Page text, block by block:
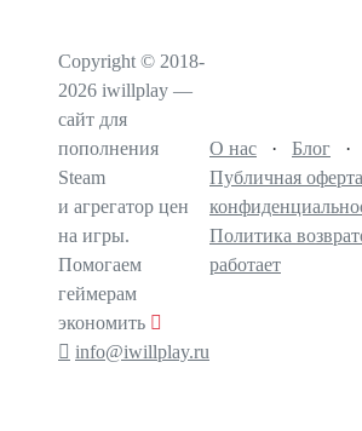
Copyright © 2018-
2026 iwillplay —
сайт для
пополнения
Steam
и агрегатор цен
на игры.
Помогаем
геймерам
экономить
info@iwillplay.ru
О нас · Блог ·
Публичная оферта
Политика
работает